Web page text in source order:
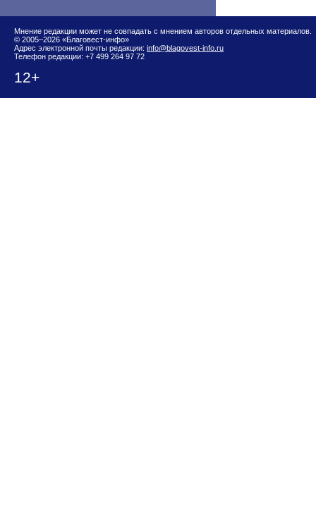
Мнение редакции может не совпадать с мнением авторов отдельных материалов.
© 2005–2026 «Благовест-инфо»
Адрес электронной почты редакции: info@blagovest-info.ru
Телефон редакции: +7 499 264 97 72
12+